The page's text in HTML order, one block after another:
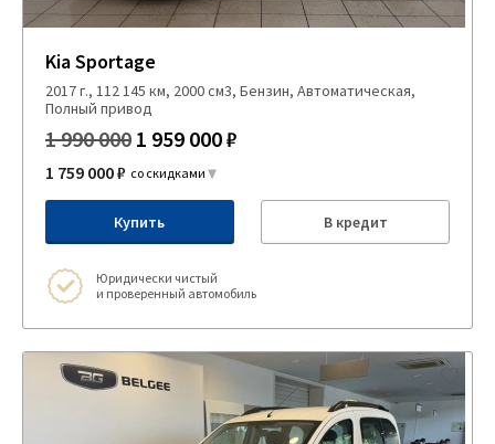
Kia Sportage
2017 г., 112 145 км, 2000 см3, Бензин, Автоматическая,
Полный привод
1 990 000 1 959 000 ₽
1 759 000 ₽ со скидками
Купить В кредит
Юридически чистый
и проверенный автомобиль